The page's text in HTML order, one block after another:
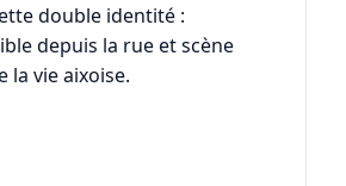
double identité :
depuis la rue et scène
la vie aixoise.